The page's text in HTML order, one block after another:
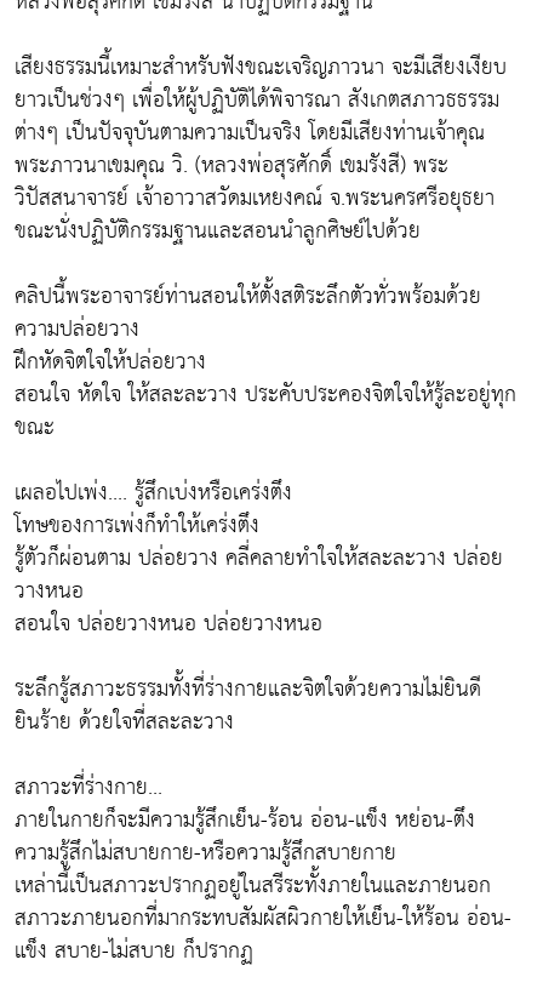
เสียงธรรมนี้เหมาะสำหรับฟังขณะเจริญภาวนา จะมีเสียงเงียบ
ยาวเป็นช่วงๆ เพื่อให้ผู้ปฏิบัติได้พิจารณา สังเกตสภาวธธรรม
ต่างๆ เป็นปัจจุบันตามความเป็นจริง โดยมีเสียงท่านเจ้าคุณ
พระภาวนาเขมคุณ วิ. (หลวงพ่อสุรศักดิ์ เขมรังสี) พระ
วิปัสสนาจารย์ เจ้าอาวาสวัดมเหยงคณ์ จ.พระนครศรีอยุธยา
ขณะนั่งปฏิบัติกรรมฐานและสอนนำลูกศิษย์ไปด้วย
คลิปนี้พระอาจารย์ท่านสอนให้ตั้งสติระลึกตัวทั่วพร้อมด้วย
ความปล่อยวาง
ฝึกหัดจิตใจให้ปล่อยวาง
สอนใจ หัดใจ ให้สละละวาง ประคับประคองจิตใจให้รู้ละอยู่ทุก
ขณะ
เผลอไปเพ่ง.... รู้สึกเบ่งหรือเคร่งตึง
โทษของการเพ่งก็ทำให้เคร่งตึง
รู้ตัวก็ผ่อนตาม ปล่อยวาง คลี่คลายทำใจให้สละละวาง ปล่อย
วางหนอ
สอนใจ ปล่อยวางหนอ ปล่อยวางหนอ
ระลึกรู้สภาวะธรรมทั้งที่ร่างกายและจิตใจด้วยความไม่ยินดี
ยินร้าย ด้วยใจที่สละละวาง
สภาวะที่ร่างกาย...
ภายในกายก็จะมีความรู้สึกเย็น-ร้อน อ่อน-แข็ง หย่อน-ตึง
ความรู้สึกไม่สบายกาย-หรือความรู้สึกสบายกาย
เหล่านี้เป็นสภาวะปรากฏอยู่ในสรีระทั้งภายในและภายนอก
สภาวะภายนอกที่มากระทบสัมผัสผิวกายให้เย็น-ให้ร้อน อ่อน-
แข็ง สบาย-ไม่สบาย ก็ปรากฏ